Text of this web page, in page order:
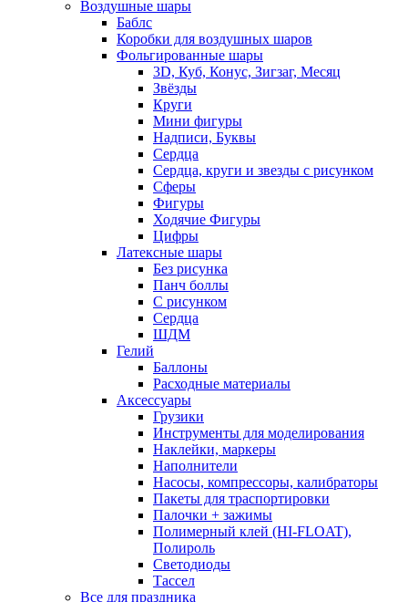
Воздушные шары
Баблс
Коробки для воздушных шаров
Фольгированные шары
3D, Куб, Конус, Зигзаг, Месяц
Звёзды
Круги
Мини фигуры
Надписи, Буквы
Сердца
Сердца, круги и звезды с рисунком
Сферы
Фигуры
Ходячие Фигуры
Цифры
Латексные шары
Без рисунка
Панч боллы
С рисунком
Сердца
ШДМ
Гелий
Баллоны
Расходные материалы
Аксессуары
Грузики
Инструменты для моделирования
Наклейки, маркеры
Наполнители
Насосы, компрессоры, калибраторы
Пакеты для траспортировки
Палочки + зажимы
Полимерный клей (HI-FLOAT),
Полироль
Светодиоды
Тассел
Все для праздника